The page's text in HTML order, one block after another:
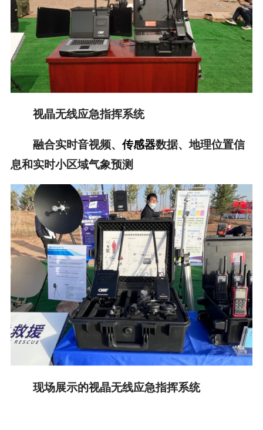
视晶无线应急指挥系统
融合实时音视频、 传感器数据、地理位置信
息和实时小区域气象预测
现场展示的视晶无线应急指挥系统